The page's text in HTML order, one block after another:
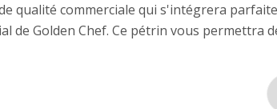
qualité commerciale qui s'intégrera
de Golden Chef. Ce pétrin vous permettra